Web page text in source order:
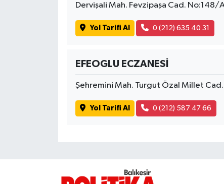
Dervişali Mah. Fevzipaşa Cad. No:148/
Yol Tarifi Al 0 (212) 635 40 31
EFEOGLU ECZANESİ
Şehremini Mah. Turgut Özal Millet
Yol Tarifi Al 0 (212) 587 47 66